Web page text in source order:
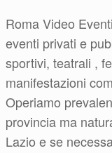
Roma Video
eventi privati e
sportivi, teatrali ,
manifestazioni
Operiamo
provincia ma
Lazio e se